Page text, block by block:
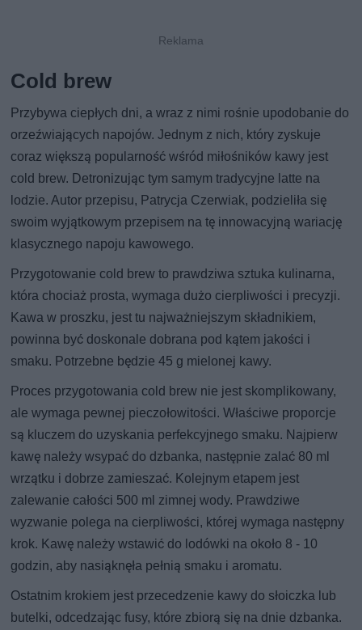
Cold brew
Przybywa ciepłych dni, a wraz z nimi rośnie upodobanie do
orzeźwiających napojów. Jednym z nich, który zyskuje
coraz większą popularność wśród miłośników kawy jest
cold brew. Detronizując tym samym tradycyjne latte na
lodzie. Autor przepisu, Patrycja Czerwiak, podzieliła się
swoim wyjątkowym przepisem na tę innowacyjną wariację
klasycznego napoju kawowego.
Przygotowanie cold brew to prawdziwa sztuka kulinarna,
która chociaż prosta, wymaga dużo cierpliwości i precyzji.
Kawa w proszku, jest tu najważniejszym składnikiem,
powinna być doskonale dobrana pod kątem jakości i
smaku. Potrzebne będzie 45 g mielonej kawy.
Proces przygotowania cold brew nie jest skomplikowany,
ale wymaga pewnej pieczołowitości. Właściwe proporcje
są kluczem do uzyskania perfekcyjnego smaku. Najpierw
kawę należy wsypać do dzbanka, następnie zalać 80 ml
wrzątku i dobrze zamieszać. Kolejnym etapem jest
zalewanie całości 500 ml zimnej wody. Prawdziwe
wyzwanie polega na cierpliwości, której wymaga następny
krok. Kawę należy wstawić do lodówki na około 8 - 10
godzin, aby nasiąknęła pełnią smaku i aromatu.
Ostatnim krokiem jest przecedzenie kawy do słoiczka lub
butelki, odcedzając fusy, które zbiorą się na dnie dzbanka.